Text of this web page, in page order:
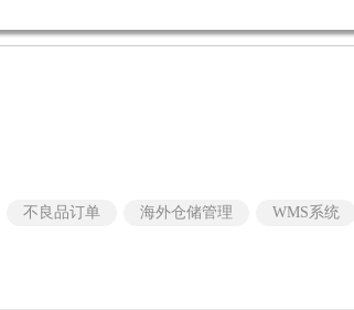
不良品订单 海外仓储管理 WMS系统